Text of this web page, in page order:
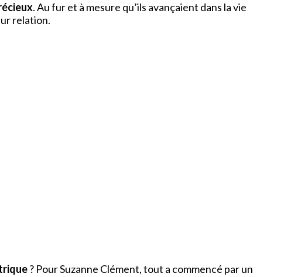
. Au fur et à mesure qu’ils avançaient dans la vie
relation.
? Pour Suzanne Clément, tout a commencé par un